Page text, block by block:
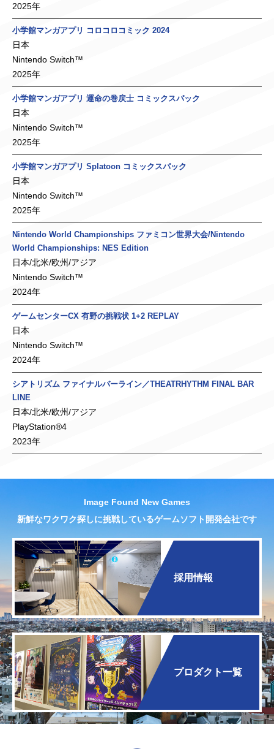
2025年
小学館マンガアプリ コロコロコミック 2024
日本
Nintendo Switch™
2025年
小学館マンガアプリ 運命の巻戻士 コミックスパック
日本
Nintendo Switch™
2025年
小学館マンガアプリ Splatoon コミックスパック
日本
Nintendo Switch™
2025年
Nintendo World Championships ファミコン世界大会/Nintendo
World Championships: NES Edition
日本/北米/欧州/アジア
Nintendo Switch™
2024年
ゲームセンターCX 有野の挑戦状 1+2 REPLAY
日本
Nintendo Switch™
2024年
シアトリズム ファイナルバーライン／THEATRHYTHM FINAL BAR
LINE
日本/北米/欧州/アジア
PlayStation®4
2023年
Image Found New Games
新鮮なワクワク探しに挑戦しているゲームソフト開発会社です
採用情報
プロダクト一覧